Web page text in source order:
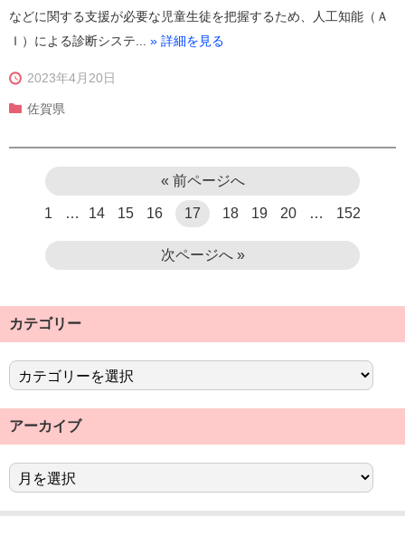
などに関する支援が必要な児童生徒を把握するため、人工知能（Ａ
Ｉ）による診断システ... » 詳細を見る
2023年4月20日
佐賀県
« 前ページへ
1 … 14 15 16 17 18 19 20 … 152
次ページへ »
カテゴリー
アーカイブ